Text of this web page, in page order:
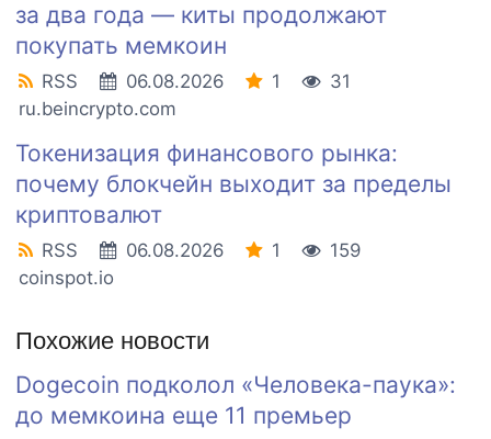
за два года — киты продолжают
покупать мемкоин
RSS 06.08.2026 1
31
ru.beincrypto.com
Токенизация финансового рынка:
почему блокчейн выходит за пределы
криптовалют
RSS 06.08.2026 1
159
coinspot.io
Похожие новости
Dogecoin подколол «Человека-паука»:
до мемкоина еще 11 премьер